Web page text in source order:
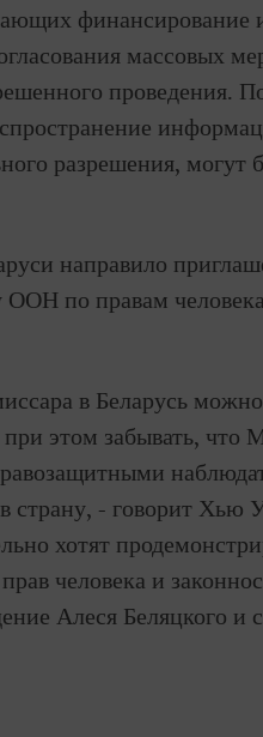
финансирование
массовых
проведения.
разрешения, могут
направило
ООН по правам
в Беларусь
при этом забывать,
страну, - говорит Хью
хотят
человека и
Алеся Беляцкого и